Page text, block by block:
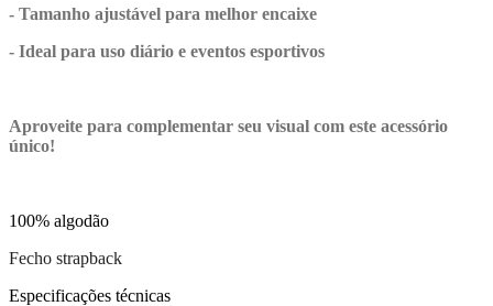
- Tamanho ajustável para melhor encaixe
- Ideal para uso diário e eventos esportivos
Aproveite para complementar seu visual com este acessório
único!
100% algodão
Fecho strapback
Especificações técnicas